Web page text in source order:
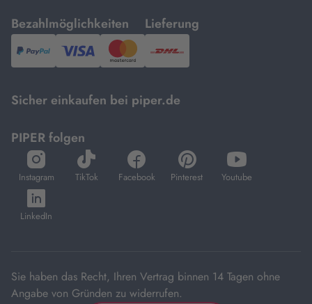
Bezahlmöglichkeiten
mit
PayPal,Visa
und
Lieferung
mit
DHL.
Sicher einkaufen bei piper.de
PIPER folgen
Instagram
öffnet
in
neuem
Tab
TikTok
öffnet
in
Facebook
öffnet
in
Pinterest
öffnet
in
Youtube
öffnet
in
LinkedIn
öffnet
in
Sie haben das Recht, Ihren Vertrag binnen 14 Tagen ohne
Angabe von Gründen zu widerrufen.